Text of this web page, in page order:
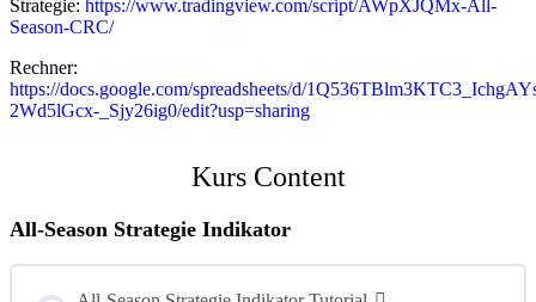
Strategie: https://www.tradingview.com/script/AWpXJQMx-All-
Season-CRC/
Rechner:
https://docs.google.com/spreadsheets/d/
2Wd5lGcx-_Sjy26ig0/edit?usp=sharing
Kurs Content
All-Season Strategie Indikator